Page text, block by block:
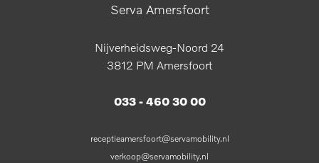
Serva Amersfoort
Nijverheidsweg-Noord 24
3812 PM Amersfoort
033 - 460 30 00
receptieamersfoort@servamobility.nl
verkoop@servamobility.nl